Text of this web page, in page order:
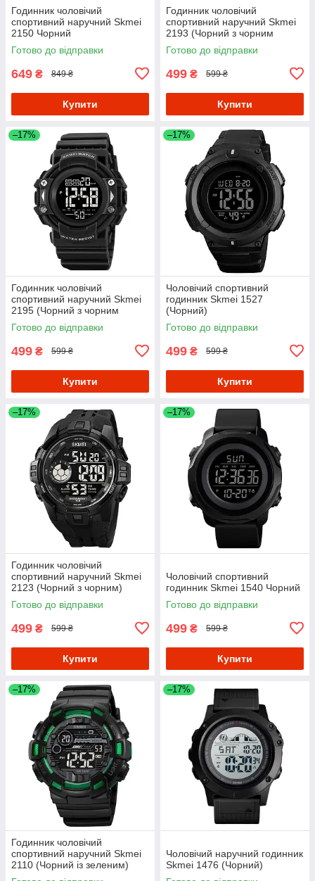
Годинник чоловічий
спортивний наручний Skmei
2150 Чорний
Готово до відправки
649 ₴ 849 ₴
Купити
Годинник чоловічий
спортивний наручний Skmei
2193 (Чорний з чорним
циферблатом)
Готово до відправки
499 ₴ 599 ₴
Купити
–17%
Годинник чоловічий
спортивний наручний Skmei
2195 (Чорний з чорним
циферблатом)
Готово до відправки
499 ₴ 599 ₴
Купити
–17%
Чоловічий спортивний
годинник Skmei 1527
(Чорний)
Готово до відправки
499 ₴ 599 ₴
Купити
–17%
Годинник чоловічий
спортивний наручний Skmei
2123 (Чорний з чорним)
Готово до відправки
499 ₴ 599 ₴
Купити
–17%
Чоловічий спортивний
годинник Skmei 1540 Чорний
Готово до відправки
499 ₴ 599 ₴
Купити
–17%
Годинник чоловічий
спортивний наручний Skmei
2110 (Чорний із зеленим)
–17%
Чоловічий наручний годинник
Skmei 1476 (Чорний)